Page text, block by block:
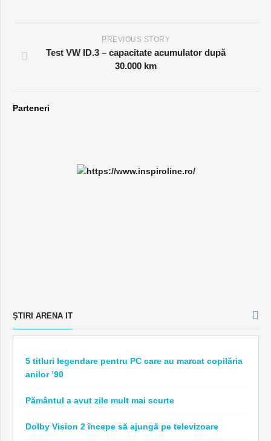
PREVIOUS STORY
Test VW ID.3 – capacitate acumulator după
30.000 km
Parteneri
ȘTIRI ARENA IT
5 titluri legendare pentru PC care au marcat copilăria
anilor ’90
Pământul a avut zile mult mai scurte
Dolby Vision 2 începe să ajungă pe televizoare